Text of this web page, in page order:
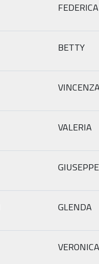
FEDERICA
BETTY
VALERIA
GIUSEPPE
GLENDA
VERONICA